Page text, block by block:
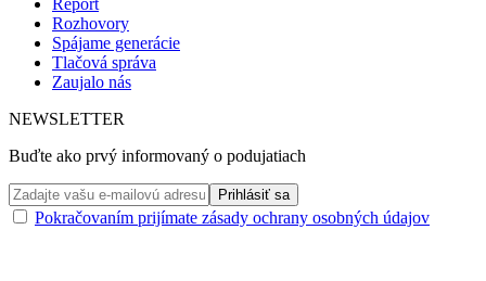
Report
Rozhovory
Spájame generácie
Tlačová správa
Zaujalo nás
NEWSLETTER
Buďte ako prvý informovaný o podujatiach
Pokračovaním prijímate zásady ochrany osobných údajov